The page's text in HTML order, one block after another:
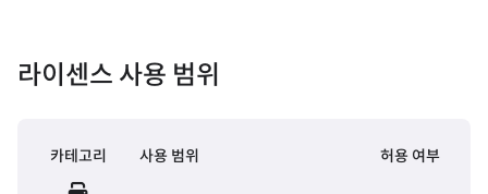
라이센스 사용 범위
카테고리 사용 범위 허용 여부